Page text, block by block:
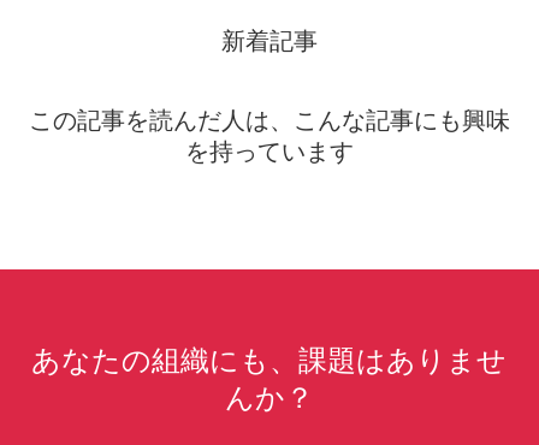
新着記事
この記事を読んだ人は、こんな記事にも興味
を持っています
あなたの組織にも、課題はありませ
んか？